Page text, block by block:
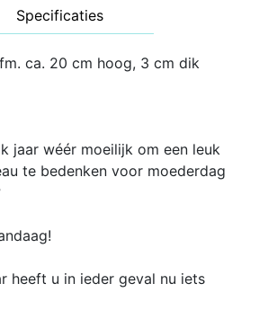
Specificaties
ca. 20 cm hoog, 3 cm dik
jaar wéér moeilijk om een leuk
te bedenken voor moederdag
heeft u in ieder geval nu iets